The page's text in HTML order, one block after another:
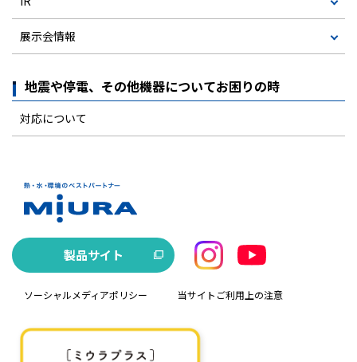
展示会情報
地震や停電、その他機器についてお困りの時
対応について
製品サイト
ソーシャルメディアポリシー 当サイトご利用上の注意